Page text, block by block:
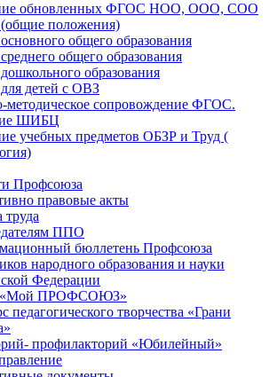
обновленных ФГОС НОО, ООО, СОО
положения)
общего образования
общего образования
образования
детей с ОВЗ
методическое сопровождение ФГОС.
ШИБЦ
учебных предметов ОБЗР и Труд (
Профсоюза
правовые акты
труда
ППО
бюллетень Профсоюза
народного образования и науки
Федерации
«Мой ПРОФСОЮЗ»
педагогического творчества «Грани
профилакторий «Юбилейный»